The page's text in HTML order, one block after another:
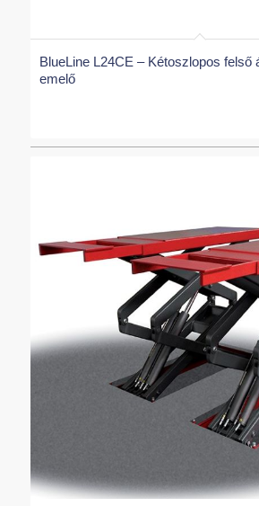
BlueLine L24CE – Kétoszlopos felső
emelő